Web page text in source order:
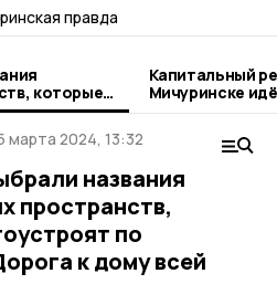
которые
«Дорога к
Капитальный
Мичуринске
марта 2024, 13:32
названия
пространств,
по
к дому всей